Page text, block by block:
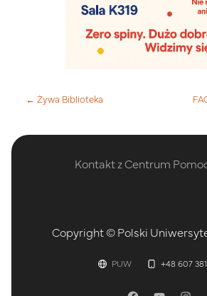
← Żywa Biblioteka
Kontakt z Centrum
Copyright © Polski
PUW +48 607